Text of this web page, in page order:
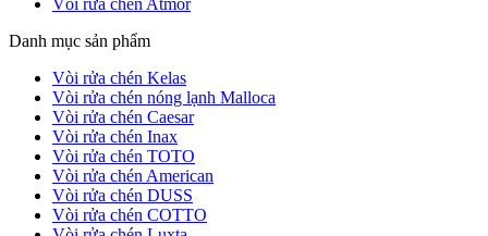
Vòi rửa chén Atmor
Danh mục sản phẩm
Vòi rửa chén Kelas
Vòi rửa chén nóng lạnh Malloca
Vòi rửa chén Caesar
Vòi rửa chén Inax
Vòi rửa chén TOTO
Vòi rửa chén American
Vòi rửa chén DUSS
Vòi rửa chén COTTO